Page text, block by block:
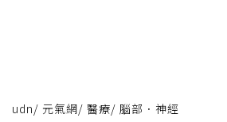
udn/ 元氣網/ 醫療/ 腦部．神經